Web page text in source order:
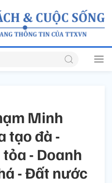
Minh
tạo đà -
- Doanh
- Đất nước